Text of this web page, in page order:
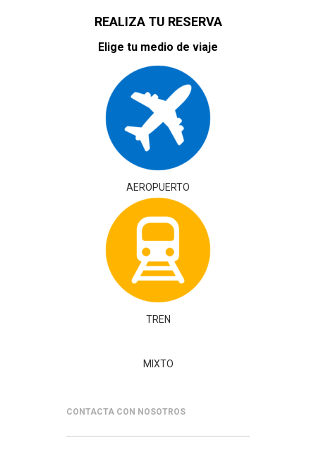
REALIZA TU RESERVA
Elige tu medio de viaje
AEROPUERTO
TREN
MIXTO
CONTACTA CON NOSOTROS